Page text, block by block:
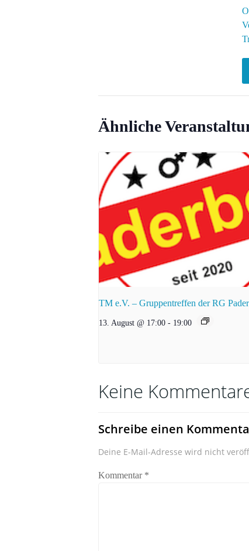
Ähnliche
TM e.V. – Gruppentreffen der RG
13. August @ 17:00 - 19:00
Keine
Schreibe einen
Deine E-Mail-Adresse wird nicht
Kommentar *